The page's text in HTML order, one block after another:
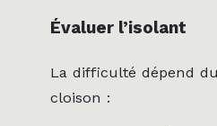
Évaluer l’isolant
La difficulté dépend
cloison :